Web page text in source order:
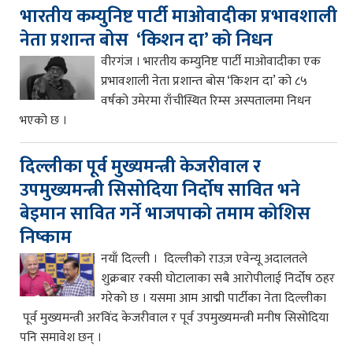
भारतीय कम्युनिष्ट पार्टी माओवादीका प्रभावशाली
नेता प्रशान्त बोस ‘किशन दा’ को निधन
वीरगंज । भारतीय कम्युनिष्ट पार्टी माओवादीका एक
प्रभावशाली नेता प्रशान्त बोस ‘किशन दा’ को ८५
वर्षको उमेरमा राँचीस्थित रिम्स अस्पतालमा निधन
भएको छ ।
दिल्लीका पूर्व मुख्यमन्त्री केजरीवाल र
उपमुख्यमन्त्री सिसोदिया निर्दोष सावित भने
बेइमान सावित गर्ने भाजपाको तमाम कोशिस
निष्काम
नयाँ दिल्ली । दिल्लीको राउज़ एवेन्यू अदालतले
शुक्रबार रक्सी घोटालाका सबै आरोपीलाई निर्दोष ठहर
गरेको छ । यसमा आम आद्मी पार्टीका नेता दिल्लीका
पूर्व मुख्यमन्त्री अरविंद केजरीवाल र पूर्व उपमुख्यमन्त्री मनीष सिसोदिया
पनि समावेश छन् ।